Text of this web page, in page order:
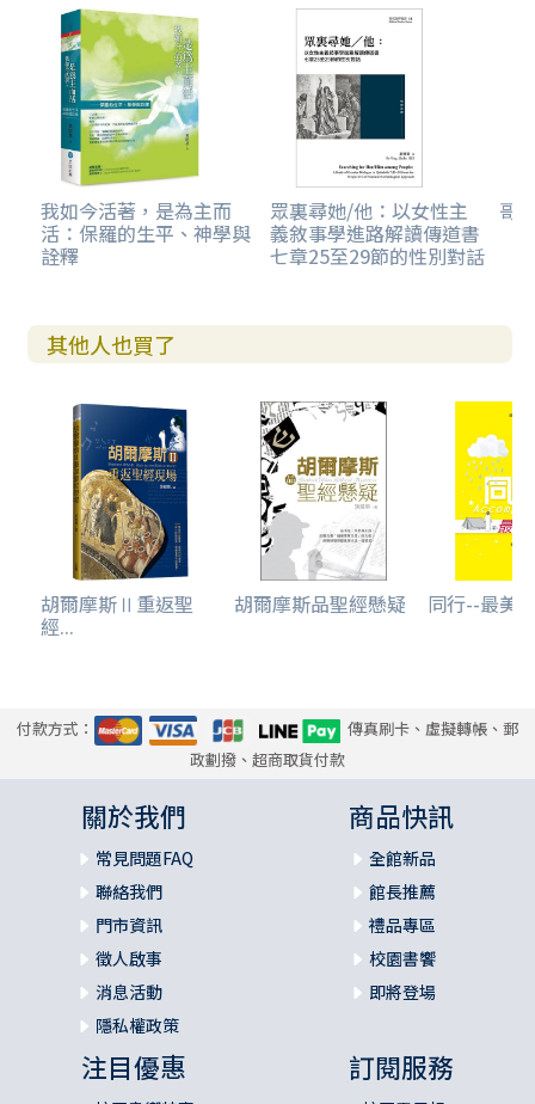
領，參孫並不需要擔心他終身拿細耳人的身分。
再想，這獅子的出現頗有蹊蹺，一般來說，獅子不會出現在
人的聚落。參孫來到了非利士人的城亭拿，卻被獅子攻擊。
學者埃姆里希（Martin Emmrich）主張，對參孫而言，獅
子顯然就是象徵非利士的勢力，而他因有上帝之靈的垂顧，
得以出死入生。若果真如此，那麼參孫對於一個理應生活在
特別「隔離」環境中的拿細耳人，卻又蒙上帝指派要成為
「拯救以色列脫離非利士人的手」，也許就有比較具體的想
法了。如果，從前他被「不潔」的問題困擾，那麼今日上帝
上帝圖謀大事才是真正的關鍵。上帝給了參孫終身拿細耳人
的身分，也在獅子吼叫時給他力量殺死牠。這個故事，幫助
參孫搞懂自己如何又作拿細耳人，又要攻擊非利士人。終身
拿細耳人的位分與關乎潔淨禮儀之間的張力，就此消弭。
又過了些日子，參孫與父母再到亭拿要娶那女子，參孫想起
了前些日子打死的獅子，就轉向路旁去看，結果發現死獅之
內竟然有一群蜜蜂，也有蜂蜜在其中，就用手取蜜，邊走邊
吃，也給了父母，只是參孫沒提蜂蜜的由來。我們也許會懷
疑，參孫之所以沒告訴父母親，必然是因為心虛的緣故。不
過，如果依循前述的邏輯，也許可以有不同的想法。對參孫
力量可以勝過強敵，在他們的失敗中如同蜜蜂結巢於上，享
受蜜的美好。也許是因為參孫還在咀嚼這層深意，也可能純
父母親，真正的原因，我們不得而知。不過，這小小的插
我如今活著，是為主而
活：保羅的生平、神學與
詮釋
眾裏尋她/他：以女性主
義敘事學進路解讀傳道書
七章25至29節的性別對話
哥
其他人也買了
胡爾摩斯Ⅱ重返聖
經...
胡爾摩斯品聖經懸疑 同行--最美
付款方式：
傳真刷卡、虛擬轉帳、郵
政劃撥、超商取貨付款
關於我們
常見問題FAQ
聯絡我們
門市資訊
徵人啟事
消息活動
隱私權政策
商品快訊
全館新品
館長推薦
禮品專區
校園書饗
即將登場
注目優惠 訂閱服務